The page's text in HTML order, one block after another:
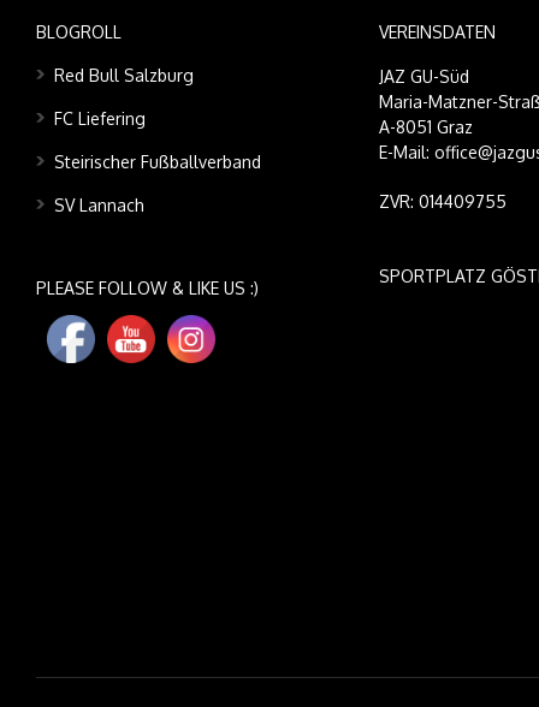
BLOGROLL
Red Bull Salzburg
FC Liefering
Steirischer Fußballverband
SV Lannach
PLEASE FOLLOW & LIKE US :)
VEREINSDATEN
JAZ GU-Süd
Maria-Matzner-
A-8051 Graz
E-Mail:
ZVR: 014409755
SPORTPLATZ